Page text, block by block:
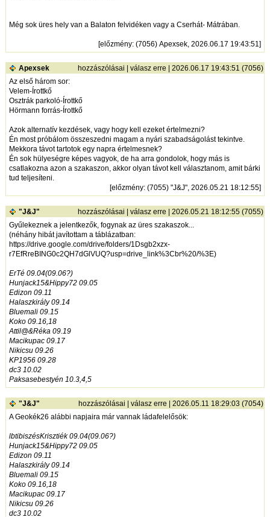
Még sok üres hely van a Balaton felvidéken vagy a Cserhát- Mátrában.
[előzmény: (7056) Apexsek, 2026.06.17 19:43:51]
Apexsek hozzászólásai |válasz erre | 2026.06.17 19:43:51 (7056)
Az első három sor:
Velem-Írottkő
Osztrák parkoló-Írottkő
Hörmann forrás-Írottkő
Azok alternatív kezdések, vagy hogy kell ezeket értelmezni?
Én most próbálom összeszedni magam a nyári szabadságolást tekintve.
Mekkora távot tartotok egy napra értelmesnek?
Én sok hülyeségre képes vagyok, de ha arra gondolok, hogy más is
csatlakozna azon a szakaszon, akkor olyan távot kell választanom, amit bárki
tud teljesíteni.
[előzmény: (7055) "J&J", 2026.05.21 18:12:55]
"J&J" hozzászólásai |válasz erre | 2026.05.21 18:12:55 (7055)
Gyűlekeznek a jelentkezők, fogynak az üres szakaszok...
(néhány hibát javítottam a táblázatban:
https://drive.google.com/drive/folders/1Dsgb2xzx-
r7EfRreBING0c2QH7dGlVUQ?usp=drive_link%3Cbr%20/%3E)
ErTé 09.04(09.06?)
Hunjack15&Hippy72 09.05
Edizon 09.11
Halaszkirály 09.14
Bluemali 09.15
Koko 09.16,18
Attil@&Réka 09.19
Macikupac 09.17
Nikicsu 09.26
KP1956 09.28
dc3 10.02
Paksasebestyén 10.3,4,5
"J&J" hozzászólásai |válasz erre | 2026.05.11 18:29:03 (7054)
A Geokék26 alábbi napjaira már vannak ládafelelősök:
lbtibiszésKrisztiék 09.04(09.06?)
Hunjack15&Hippy72 09.05
Edizon 09.11
Halaszkirály 09.14
Bluemali 09.15
Koko 09.16,18
Macikupac 09.17
Nikicsu 09.26
dc3 10.02